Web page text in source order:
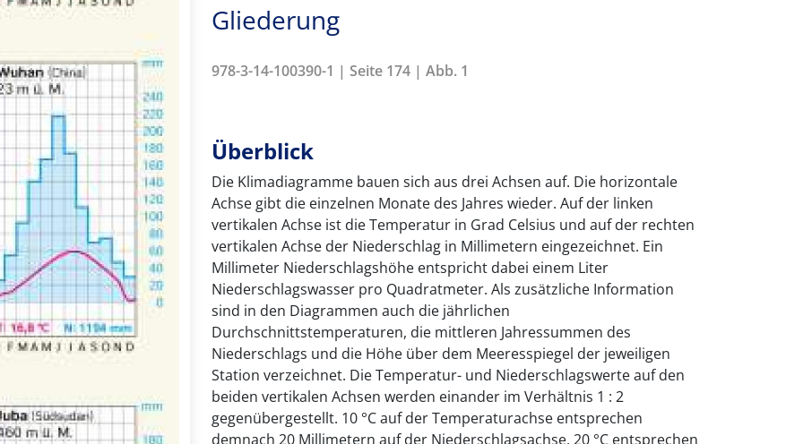
Gliederung
978-3-14-100390-1 | Seite 174 | Abb. 1
Überblick
Die Klimadiagramme bauen sich aus drei Achsen auf. Die horizontale
Achse gibt die einzelnen Monate des Jahres wieder. Auf der linken
vertikalen Achse ist die Temperatur in Grad Celsius und auf der rechten
vertikalen Achse der Niederschlag in Millimetern eingezeichnet. Ein
Millimeter Niederschlagshöhe entspricht dabei einem Liter
Niederschlagswasser pro Quadratmeter. Als zusätzliche Information
sind in den Diagrammen auch die jährlichen
Durchschnittstemperaturen, die mittleren Jahressummen des
Niederschlags und die Höhe über dem Meeresspiegel der jeweiligen
Station verzeichnet. Die Temperatur- und Niederschlagswerte auf den
beiden vertikalen Achsen werden einander im Verhältnis 1 : 2
gegenübergestellt. 10 °C auf der Temperaturachse entsprechen
demnach 20 Millimetern auf der Niederschlagsachse, 20 °C entsprechen